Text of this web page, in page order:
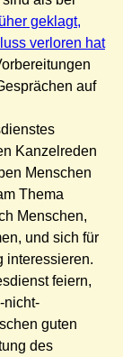
geklagt,
verloren hat
auf
Kanzelreden
Menschen
Thema
Menschen,
und sich für
interessieren.
feiern,
nicht-
guten
des